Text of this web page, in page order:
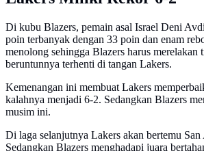
Di kubu Blazers, pemain asal Israel Deni
poin terbanyak dengan 33 poin dan enam
menolong sehingga Blazers harus merelakan
beruntunnya terhenti di tangan Lakers.
Kemenangan ini membuat Lakers
kalahnya menjadi 6-2. Sedangkan Blazers
musim ini.
Di laga selanjutnya Lakers akan bertemu
Sedangkan Blazers menghadapi juara